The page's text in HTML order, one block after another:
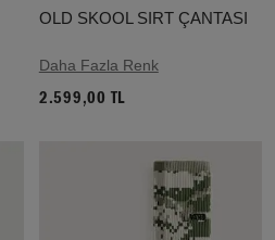
OLD SKOOL SIRT ÇANTASI
Daha Fazla Renk
2.599,00 TL